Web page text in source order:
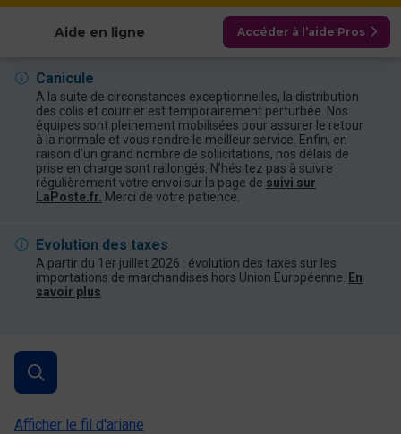
Aide en ligne Accéder à l’aide Pros
Canicule
A la suite de circonstances exceptionnelles, la distribution
des colis et courrier est temporairement perturbée. Nos
équipes sont pleinement mobilisées pour assurer le retour
à la normale et vous rendre le meilleur service. Enfin, en
raison d’un grand nombre de sollicitations, nos délais de
prise en charge sont rallongés. N’hésitez pas à suivre
régulièrement votre envoi sur la page de suivi sur
LaPoste.fr. Merci de votre patience.
Evolution des taxes
A partir du 1er juillet 2026 : évolution des taxes sur les
importations de marchandises hors Union Européenne.
En
savoir plus
Afficher le fil d'ariane